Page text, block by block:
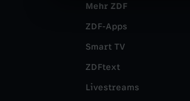
Mehr ZDF
ZDF-Apps
Smart TV
ZDFtext
Livestreams